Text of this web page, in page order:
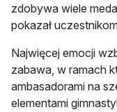
zdobywa wiele
pokazał
Najwięcej emocji
zabawa, w ramach
ambasadorami na
elementami